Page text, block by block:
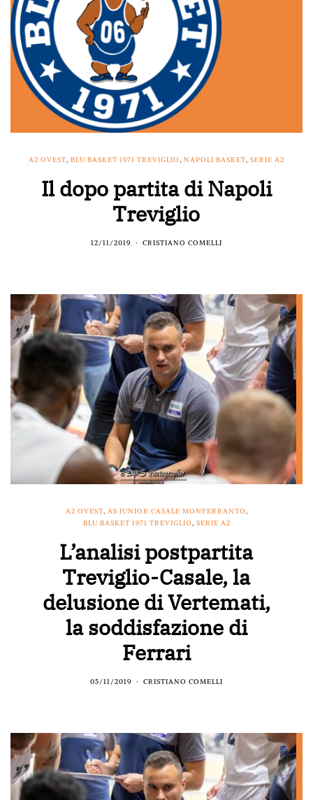
A2 OVEST BLU BASKET 1971 TREVIGLIO NAPOLI BASKET SERIE A2
Il dopo partita di Napoli
Treviglio
12/11/2019 CRISTIANO COMELLI
A2 OVEST, AS JUNIOR CASALE MONFERRANTO,
BLU BASKET 1971 TREVIGLIO, SERIE A2
L’analisi postpartita
Treviglio-Casale, la
delusione di Vertemati,
la soddisfazione di
Ferrari
05/11/2019 CRISTIANO COMELLI